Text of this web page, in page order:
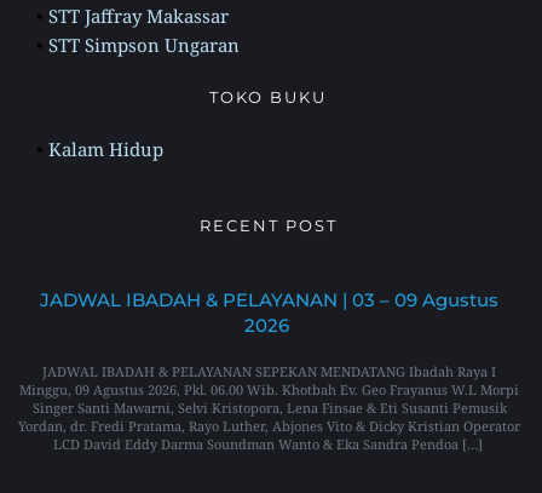
STT Jaffray Makassar
STT Simpson Ungaran
TOKO BUKU
Kalam Hidup
RECENT POST
JADWAL IBADAH & PELAYANAN | 03 – 09 Agustus
2026
JADWAL IBADAH & PELAYANAN SEPEKAN MENDATANG Ibadah Raya I
Minggu, 09 Agustus 2026, Pkl. 06.00 Wib. Khotbah Ev. Geo Frayanus W.L Morpi
Singer Santi Mawarni, Selvi Kristopora, Lena Finsae & Eti Susanti Pemusik
Yordan, dr. Fredi Pratama, Rayo Luther, Abjones Vito & Dicky Kristian Operator
LCD David Eddy Darma Soundman Wanto & Eka Sandra Pendoa […]